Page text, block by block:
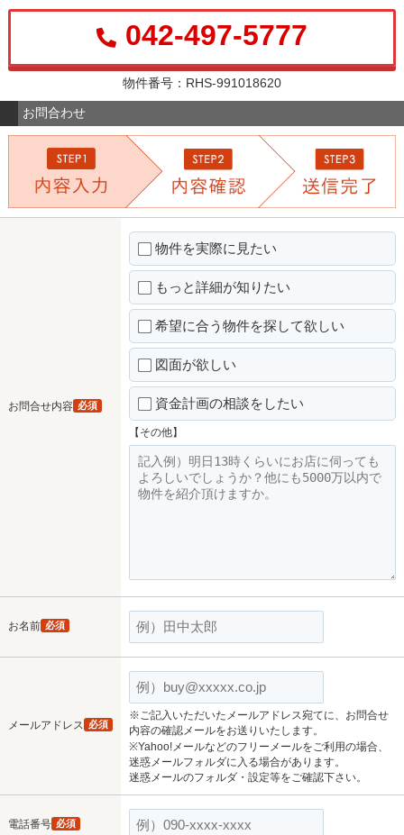
042-497-5777
物件番号：RHS-991018620
お問合わせ
お問合せ内容 必須
物件を実際に見たい
もっと詳細が知りたい
希望に合う物件を探して欲しい
図面が欲しい
資金計画の相談をしたい
【その他】
お名前 必須
メールアドレス 必須
※ご記入いただいたメールアドレス宛てに、お問合せ
内容の確認メールをお送りいたします。
※Yahoo!メールなどのフリーメールをご利用の場合、
迷惑メールフォルダに入る場合があります。
迷惑メールのフォルダ・設定等をご確認下さい。
電話番号 必須